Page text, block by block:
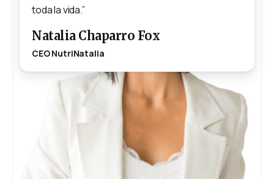
toda la vida.”
Natalia Chaparro Fox
CEO NutriNatalia